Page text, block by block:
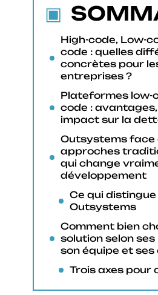
High-code, Low-
code : quelles
concrètes pour
entreprises ?
Plateformes low-
code :
impact sur la
Outsystems face
approches
qui change
développement
Ce qui distingue
Outsystems
Comment bien
solution selon ses
son équipe et
Trois axes pour